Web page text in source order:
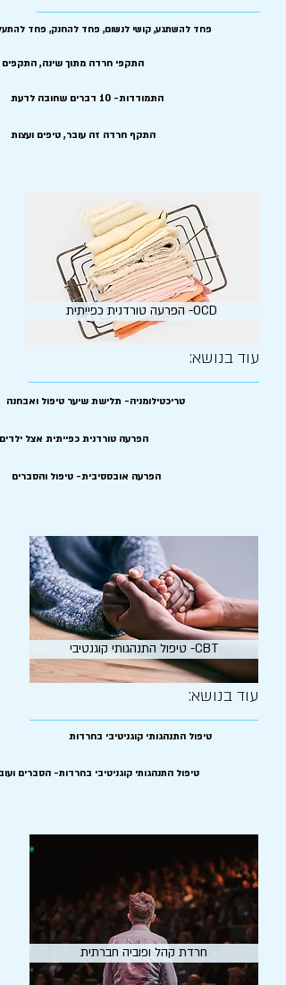
התקף חרדה זה עובר, טיפים ועצות
התמודדות- 10 דברים שחובה לדעת
התקפי חרדה מתוך שינה,
פחד להשתגע, קושי לנשום, פחד להחנק, פחד
הפרעה טורדנית כפייתית -OCD
עוד בנושא:
טריכטילומניה- תלישת שיער טיפול ואבחנה
הפרעה טורדנית כפייתית אצל ילדים
הפרעה אובססיבית- טיפול והסברים
טיפול התנהגותי קוגנטיבי -CBT
עוד בנושא:
טיפול התנהגותי קוגניטיבי בחרדות
טיפול התנהגותי קוגניטיבי בחרדות- הסברים
חרדת קהל ופוביה חברתית